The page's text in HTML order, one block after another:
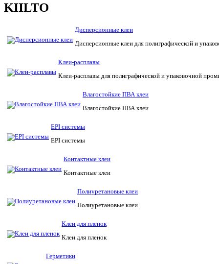
KIILTO
Дисперсионные клеи
Дисперсионные клеи для полиграфической и
Клеи-расплавы
Клеи-расплавы для полиграфической и упаковочной
Влагостойкие ПВА клеи
Влагостойкие ПВА клеи
EPI системы
EPI системы
Контактные клеи
Контактные клеи
Полиуретановые клеи
Полиуретановые клеи
Клеи для пленок
Клеи для пленок
Герметики